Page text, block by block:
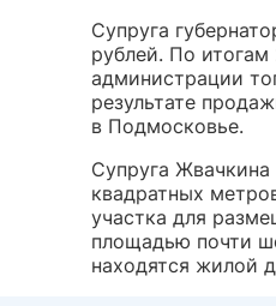
Супруга
рублей. По
администрации
результате
в Подмосковье.
Супруга
квадратных
участка для
площадью почти
находятся жилой